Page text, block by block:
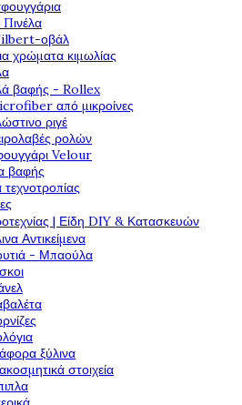
οβάλ
χρώματα κιμωλίας
βαφής - Rollex
από μικροίνες
ριγέ
ρολών
Velour
βαφής
τεχνοτροπίας
| Είδη DIY & Κατασκευών
Αντικείμενα
- Μπαούλα
ξύλινα
στοιχεία